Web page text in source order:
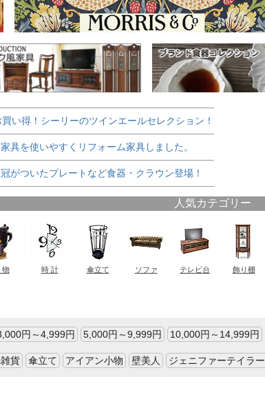
い得！シーリーのツインエールセレクション！
具を使いやすくリフォーム家具しました。
がついたプレートなど食器・クラウン登場！
円～4,999円 5,000円～9,999円 10,000円～14,999円
貨 傘立て アイアン小物 壁美人 ジェニファーテイラー